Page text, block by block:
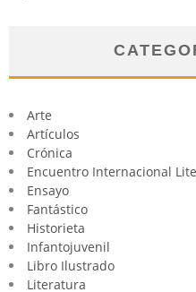
Arte
Artículos
Crónica
Encuentro Internacional
Ensayo
Fantástico
Historieta
Infantojuvenil
Libro Ilustrado
Literatura